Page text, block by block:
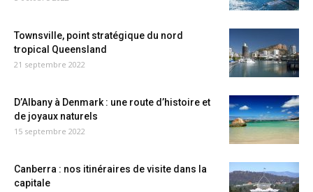
Townsville, point stratégique du nord
tropical Queensland
21 septembre 2022
D’Albany à Denmark : une route d’histoire et
de joyaux naturels
15 septembre 2022
Canberra : nos itinéraires de visite dans la
capitale